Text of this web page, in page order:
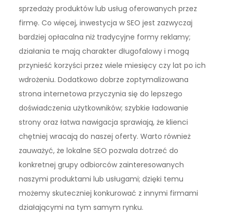
sprzedaży produktów lub usług oferowanych przez
firmę. Co więcej, inwestycja w SEO jest zazwyczaj
bardziej opłacalna niż tradycyjne formy reklamy;
działania te mają charakter długofalowy i mogą
przynieść korzyści przez wiele miesięcy czy lat po ich
wdrożeniu. Dodatkowo dobrze zoptymalizowana
strona internetowa przyczynia się do lepszego
doświadczenia użytkowników; szybkie ładowanie
strony oraz łatwa nawigacja sprawiają, że klienci
chętniej wracają do naszej oferty. Warto również
zauważyć, że lokalne SEO pozwala dotrzeć do
konkretnej grupy odbiorców zainteresowanych
naszymi produktami lub usługami; dzięki temu
możemy skuteczniej konkurować z innymi firmami
działającymi na tym samym rynku.